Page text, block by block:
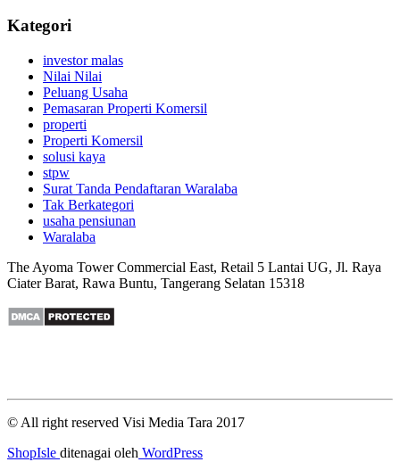
Kategori
investor malas
Nilai Nilai
Peluang Usaha
Pemasaran Properti Komersil
properti
Properti Komersil
solusi kaya
stpw
Surat Tanda Pendaftaran Waralaba
Tak Berkategori
usaha pensiunan
Waralaba
The Ayoma Tower Commercial East, Retail 5 Lantai UG, Jl. Raya
Ciater Barat, Rawa Buntu, Tangerang Selatan 15318
© All right reserved Visi Media Tara 2017
ShopIsle ditenagai oleh WordPress